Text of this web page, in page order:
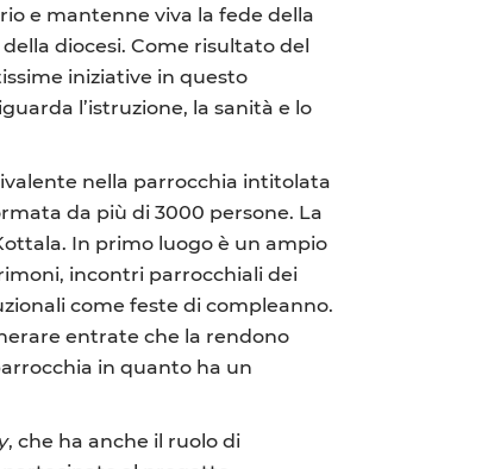
e mantenne viva la fede della
diocesi. Come risultato del
iniziative in questo
l’istruzione, la sanità e lo
nella parrocchia intitolata
da più di 3000 persone. La
In primo luogo è un ampio
incontri parrocchiali dei
come feste di compleanno.
entrate che la rendono
in quanto ha un
, che ha anche il ruolo di